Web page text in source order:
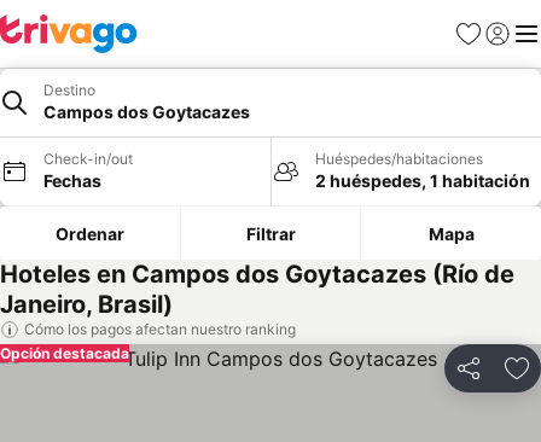
Favoritos
Iniciar
Destino
Campos dos Goytacazes
Check-in/out
Fechas
Huéspedes/habitaciones
2 huéspedes, 1 habitación
Ordenar Filtrar Mapa
Hoteles en Campos dos Goytacazes (Río de
Janeiro, Brasil)
Cómo los pagos afectan nuestro ranking
Compartir
Opción destacada